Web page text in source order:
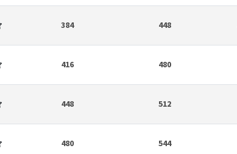
384 448
416 480
448 512
480 544